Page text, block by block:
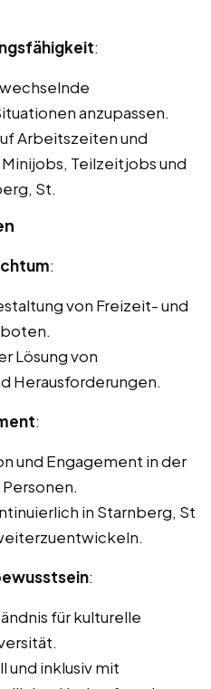
:
anzupassen.
Arbeitszeiten und
Teilzeitjobs und
St.
:
von Freizeit- und
Lösung von
Herausforderungen.
:
und Engagement in der
in Starnberg, St
:
für kulturelle
und inklusiv mit